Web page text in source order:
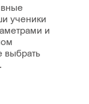
ученики
и
выбрать
.